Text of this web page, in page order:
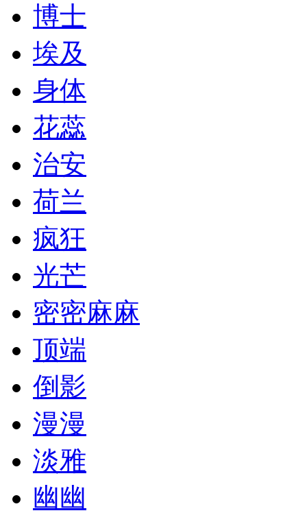
博士
埃及
身体
花蕊
治安
荷兰
疯狂
光芒
密密麻麻
顶端
倒影
漫漫
淡雅
幽幽